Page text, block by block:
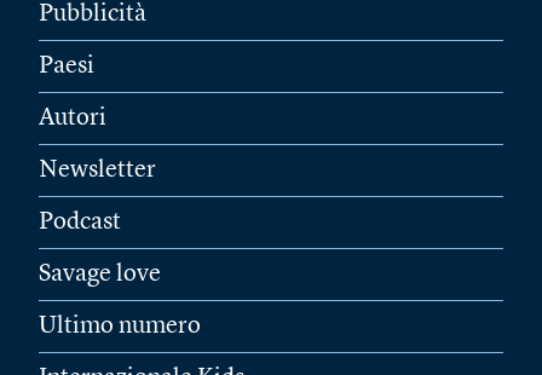
Pubblicità
Paesi
Autori
Newsletter
Podcast
Savage love
Ultimo numero